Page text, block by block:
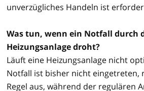
unverzügliches Handeln ist
Was tun, wenn ein Notfall durch
Heizungsanlage droht?
Läuft eine Heizungsanlage nicht
Notfall ist bisher nicht eingetreten,
Regel aus, während der regulären